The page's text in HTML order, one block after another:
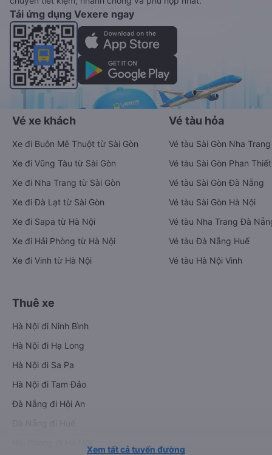
Tải ứng dụng Vexere ngay
Vé xe khách
Xe đi Buôn Mê Thuột từ Sài Gòn
Xe đi Vũng Tàu từ Sài Gòn
Xe đi Nha Trang từ Sài Gòn
Xe đi Đà Lạt từ Sài Gòn
Xe đi Sapa từ Hà Nội
Xe đi Hải Phòng từ Hà Nội
Xe đi Vinh từ Hà Nội
Vé tàu hỏa
Vé tàu Sài Gòn Nha Trang
Vé tàu Sài Gòn Phan Thiết
Vé tàu Sài Gòn Đà Nẵng
Vé tàu Sài Gòn Hà Nội
Vé tàu Nha Trang Đà
Vé tàu Đà Nẵng Huế
Vé tàu Hà Nội Vinh
Thuê xe
Hà Nội đi Ninh Bình
Hà Nội đi Hạ Long
Hà Nội đi Sa Pa
Hà Nội đi Tam Đảo
Đà Nẵng đi Hội An
Xem tất cả tuyến đường